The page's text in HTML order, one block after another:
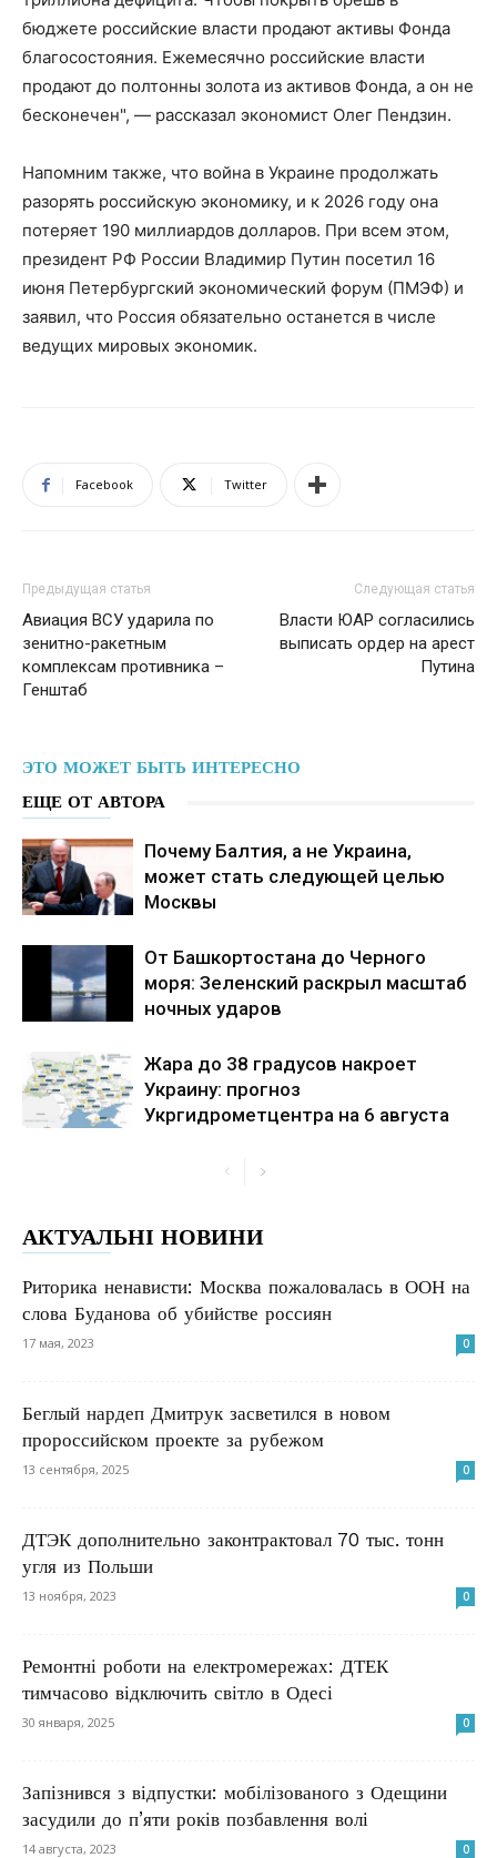
бюджете российские власти продают активы Фонда
благосостояния. Ежемесячно российские власти
продают до полтонны золота из активов Фонда, а он не
бесконечен", — рассказал экономист Олег Пендзин.
Напомним также, что война в Украине продолжать
разорять российскую экономику, и к 2026 году она
потеряет 190 миллиардов долларов. При всем этом,
президент РФ России Владимир Путин посетил 16
июня Петербургский экономический форум (ПМЭФ) и
заявил, что Россия обязательно останется в числе
ведущих мировых экономик.
Facebook Twitter
Предыдущая статья
Авиация ВСУ ударила по
зенитно-ракетным
комплексам противника –
Генштаб
Следующая статья
Власти ЮАР согласились
выписать ордер на арест
Путина
ЭТО МОЖЕТ БЫТЬ ИНТЕРЕСНО
ЕЩЕ ОТ АВТОРА
Почему Балтия, а не Украина,
может стать следующей целью
Москвы
От Башкортостана до Черного
моря: Зеленский раскрыл масштаб
ночных ударов
Жара до 38 градусов накроет
Украину: прогноз
Укргидрометцентра на 6 августа
АКТУАЛЬНІ НОВИНИ
Риторика ненависти: Москва пожаловалась в ООН на
слова Буданова об убийстве россиян
17 мая, 2023 0
Беглый нардеп Дмитрук засветился в новом
пророссийском проекте за рубежом
13 сентября, 2025 0
ДТЭК дополнительно законтрактовал 70 тыс. тонн
угля из Польши
13 ноября, 2023 0
Ремонтні роботи на електромережах: ДТЕК
тимчасово відключить світло в Одесі
30 января, 2025 0
Запізнився з відпустки: мобілізованого з Одещини
засудили до п’яти років позбавлення волі
14 августа, 2023 0